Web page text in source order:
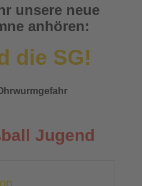
unsere neue
anhören:
die SG!
Jugend